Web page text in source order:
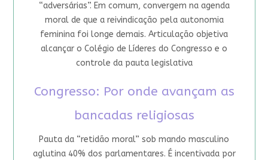
“adversárias”. Em comum, convergem na agenda
moral de que a reivindicação pela autonomia
feminina foi longe demais. Articulação objetiva
alcançar o Colégio de Líderes do Congresso e o
controle da pauta legislativa
Congresso: Por onde avançam as
bancadas religiosas
Pauta da “retidão moral” sob mando masculino
aglutina 40% dos parlamentares. É incentivada por